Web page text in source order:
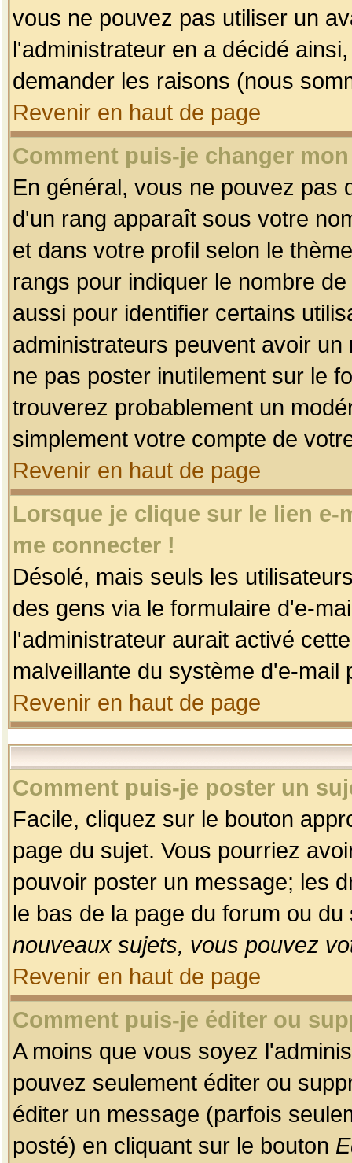
vous ne pouvez pas utiliser un
l'administrateur en a décidé
demander les raisons (nous
Revenir en haut de page
Comment puis-je changer
En général, vous ne pouvez pas
d'un rang apparaît sous votre
et dans votre profil selon le
rangs pour indiquer le nombre
aussi pour identifier certains
administrateurs peuvent avoir
ne pas poster inutilement sur le
trouverez probablement un
simplement votre compte de
Revenir en haut de page
Lorsque je clique sur le lien
me connecter !
Désolé, mais seuls les
des gens via le formulaire d'e-
l'administrateur aurait activé
malveillante du système d'e-
Revenir en haut de page
Comment puis-je poster un
Facile, cliquez sur le bouton
page du sujet. Vous pourriez
pouvoir poster un message; les
le bas de la page du forum ou
nouveaux sujets, vous pouvez
Revenir en haut de page
Comment puis-je éditer ou
A moins que vous soyez
pouvez seulement éditer ou
éditer un message (parfois
posté) en cliquant sur le bouton